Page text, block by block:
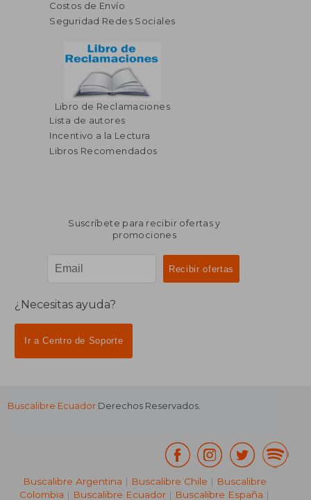
Costos de Envío
Seguridad Redes Sociales
Libro de Reclamaciones
Lista de autores
Incentivo a la Lectura
Libros Recomendados
Suscríbete para recibir ofertas y
promociones
¿Necesitas ayuda?
Ir a Centro de Soporte
Buscalibre Ecuador Derechos Reservados.
Buscalibre Argentina | Buscalibre Chile | Buscalibre
Colombia | Buscalibre Ecuador | Buscalibre España |